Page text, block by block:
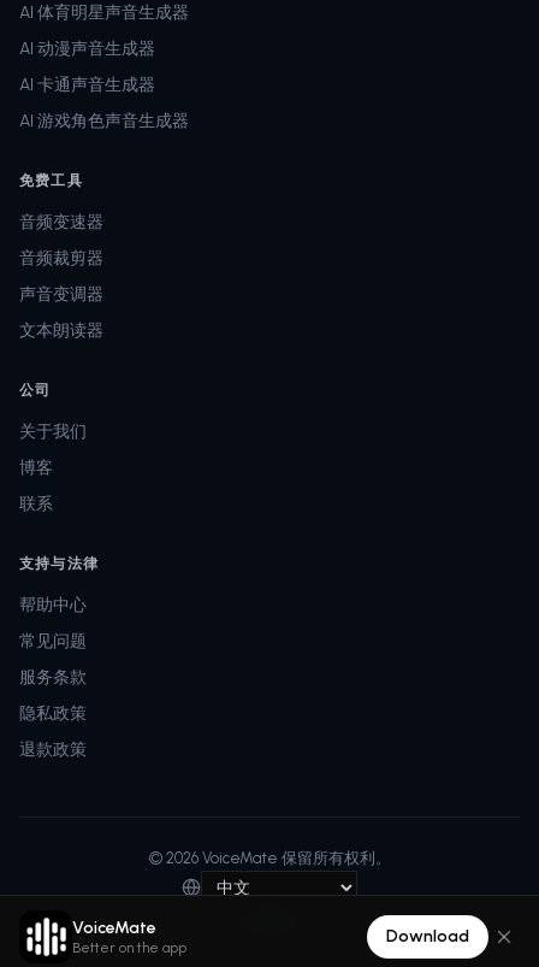
AI 体育明星声音生成器
AI 动漫声音生成器
AI 卡通声音生成器
AI 游戏角色声音生成器
免费工具
音频变速器
音频裁剪器
声音变调器
文本朗读器
公司
关于我们
博客
联系
支持与法律
帮助中心
常见问题
服务条款
隐私政策
退款政策
© 2026 VoiceMate 保留所有权利。
VoiceMate
Better on the app
Download